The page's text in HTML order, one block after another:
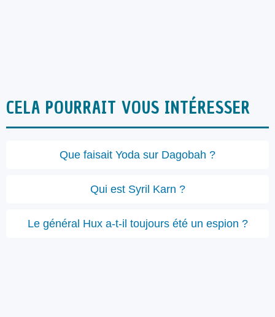
CELA POURRAIT VOUS INTÉRESSER
Que faisait Yoda sur Dagobah ?
Qui est Syril Karn ?
Le général Hux a-t-il toujours été un espion ?